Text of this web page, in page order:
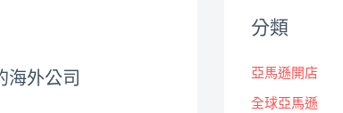
海外公司
分類
亞馬遜開店
全球亞馬遜